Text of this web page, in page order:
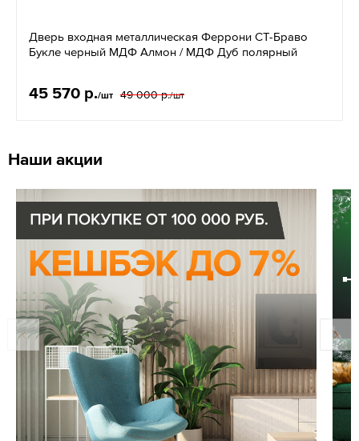
Дверь входная металлическая Феррони СТ-Браво
Букле черный МДФ Алмон / МДФ Дуб полярный
45 570 р./шт 49 000 р./шт
Наши акции